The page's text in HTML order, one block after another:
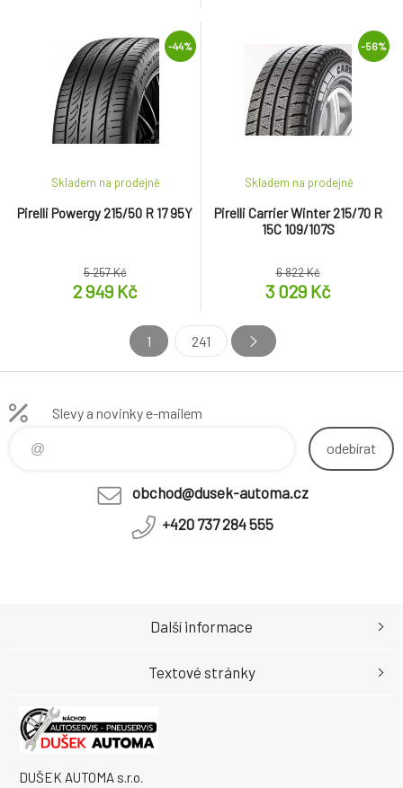
-44%
Pirelli Powergy 215/50 R 17 95Y
Skladem na prodejně
5 257 Kč
2 949 Kč
-56%
Pirelli Carrier Winter 215/70 R
15C 109/107S
Skladem na prodejně
6 822 Kč
3 029 Kč
1 241
Slevy a novinky e-mailem
odebírat
obchod@dusek-automa.cz
+420 737 284 555
DUŠEK AUTOMA s.r.o.
Další informace
Textové stránky